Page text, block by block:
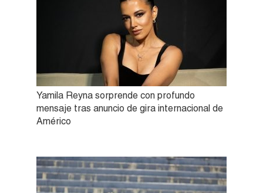
Yamila Reyna sorprende con profundo
mensaje tras anuncio de gira internacional de
Américo